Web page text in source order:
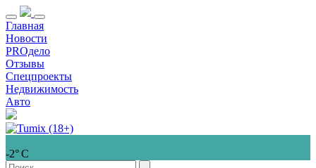
Главная
Новости
PROдело
Отзывы
Спецпроекты
Недвижимость
Авто
-2° С